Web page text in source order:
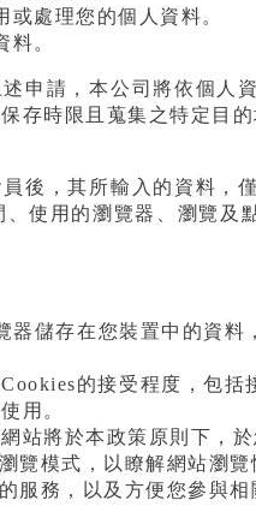
或處理您的個人資料。
料。
申請，本公司將依個人
存時限且蒐集之特定目
後，其所輸入的資料，
使用的瀏覽器、瀏覽及
器儲存在您裝置中的資
的接受程度，包
用。
站將於本政策原則下，
覽模式，以瞭解網站瀏
服務，以及方便您參與